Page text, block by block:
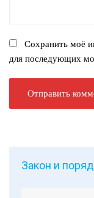
Сохранить моё
для последующих
Закон и